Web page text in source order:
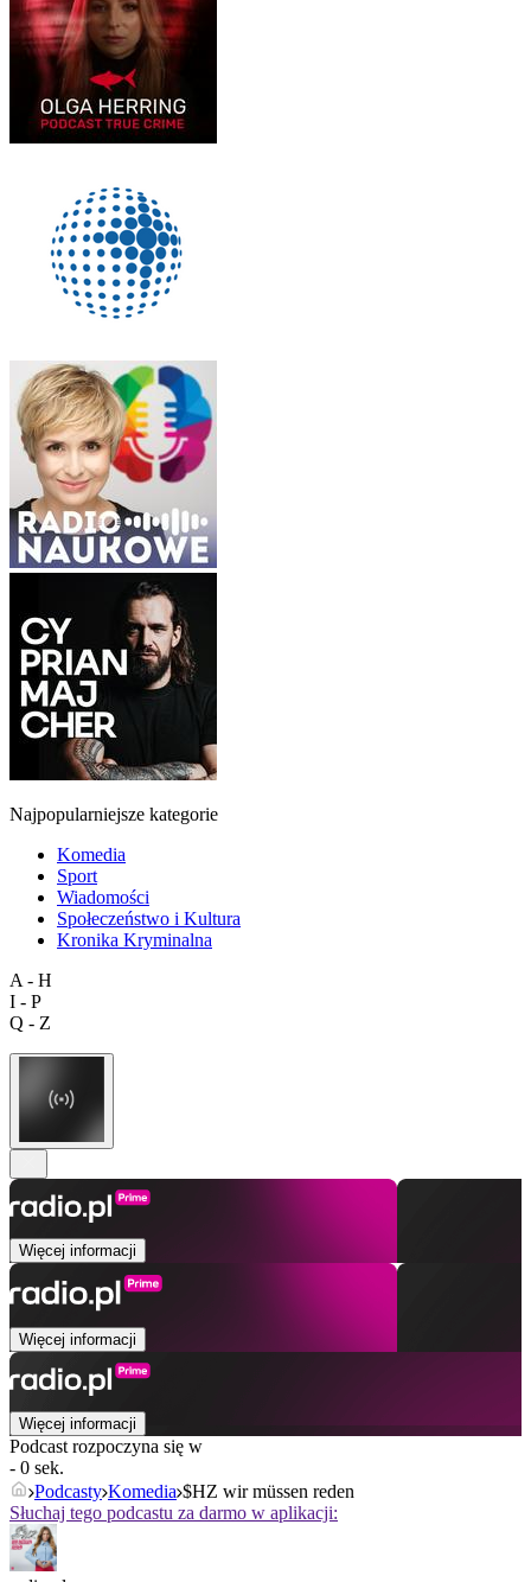
Najpopularniejsze kategorie
Komedia
Sport
Wiadomości
Społeczeństwo i Kultura
Kronika Kryminalna
A - H
I - P
Q - Z
Więcej informacji
Więcej informacji
Więcej informacji
Podcast rozpoczyna się w
- 0 sek.
Podcasty Komedia $HZ wir müssen reden
Słuchaj tego podcastu za darmo w aplikacji: